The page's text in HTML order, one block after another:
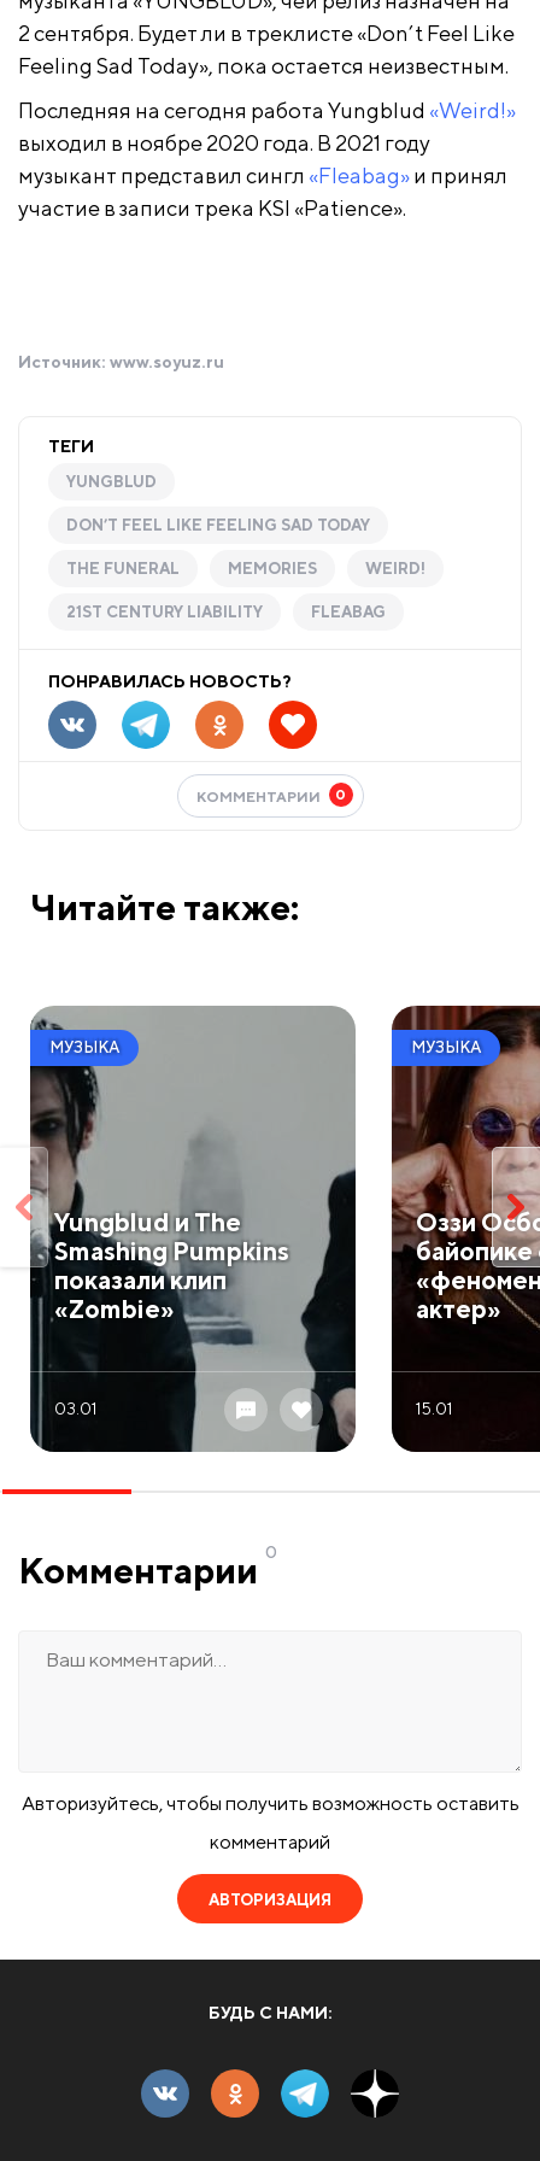
2 сентября. Будет ли в треклисте «Don’t Feel Like
Feeling Sad Today», пока остается неизвестным.
Последняя на сегодня работа Yungblud «Weird!»
выходил в ноябре 2020 года. В 2021 году
музыкант представил сингл «Fleabag»и принял
участие в записи трека KSI «Patience».
Источник: www.soyuz.ru
ТЕГИ
YUNGBLUD
DON’T FEEL LIKE FEELING SAD TODAY
THE FUNERAL MEMORIES WEIRD!
21ST CENTURY LIABILITY FLEABAG
ПОНРАВИЛАСЬ НОВОСТЬ?
КОММЕНТАРИИ 0
Читайте также:
МУЗЫКА
Yungblud и The
Smashing Pumpkins
показали клип
«Zombie»
03.01
МУЗЫКА
Оззи
байопике
актер»
15.01
Комментарии 0
Авторизуйтесь, чтобы получить возможность оставить
комментарий
АВТОРИЗАЦИЯ
БУДЬ С НАМИ: